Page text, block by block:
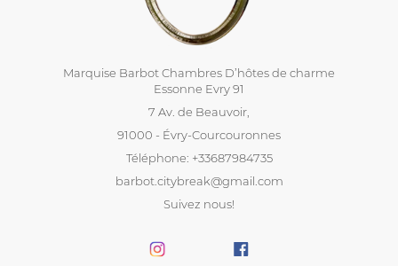
Marquise Barbot Chambres D’hôtes de charme
Essonne Evry 91
7 Av. de Beauvoir,
91000 - Évry-Courcouronnes
Téléphone: +33687984735
barbot.citybreak@gmail.com
Suivez nous!